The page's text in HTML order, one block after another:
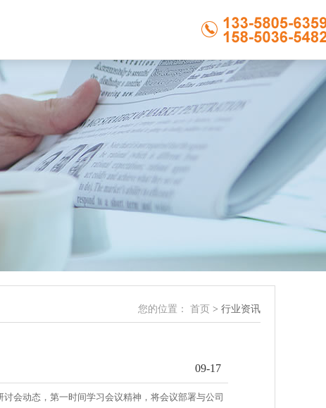
您的位置： 首页 > 行业资讯
09-17
会动态，第一时间学习会议精神，将会议部署与公司